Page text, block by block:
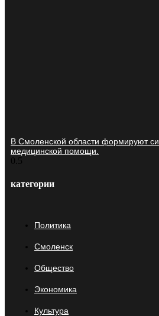
В Смоленской области формируют
медицинской помощи.
категории
Политика
Смоленск
Общество
Экономика
Культура